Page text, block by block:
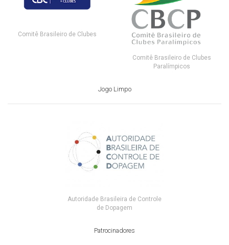
Comitê Brasileiro de Clubes
Comitê Brasileiro de Clubes
Paralímpicos
Jogo Limpo
Autoridade Brasileira de Controle
de Dopagem
Patrocinadores